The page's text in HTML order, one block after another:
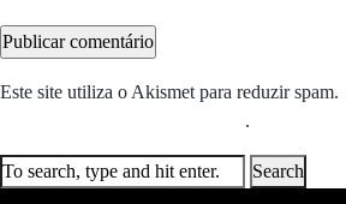
Este site utiliza o Akismet para reduzir spam.
.
Search